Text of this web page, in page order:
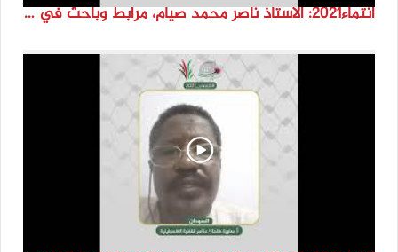
انتماء2021: الاستاذ ناصر محمد صيام، مرابط وباحث في دراسات بيت المقدس، فلسطين